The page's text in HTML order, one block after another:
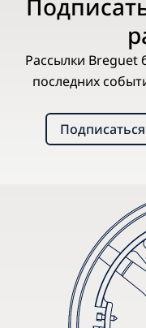
Рассылки Breguet
последних